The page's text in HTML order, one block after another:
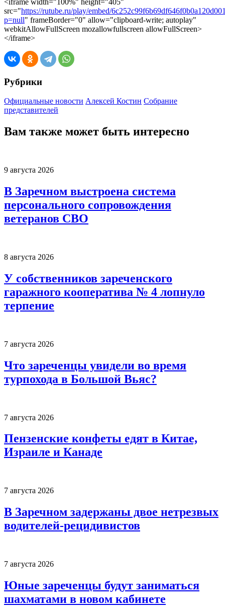
src="https://rutube.ru/play/embed/
p=null" frameBorder="0" allow="clipboard-write; autoplay"
webkitAllowFullScreen mozallowfullscreen allowFullScreen>
</iframe>
Рубрики
Официальные новости Алексей Костин Собрание
представителей
Вам также может быть интересно
9 августа 2026
В Заречном выстроена система
персонального сопровождения
ветеранов СВО
8 августа 2026
У собственников зареченского
гаражного кооператива № 4 лопнуло
терпение
7 августа 2026
Что зареченцы увидели во время
турпохода в Большой Вьяс?
7 августа 2026
Пензенские конфеты едят в Китае,
Израиле и Канаде
7 августа 2026
В Заречном задержаны двое нетрезвых
водителей-рецидивистов
7 августа 2026
Юные зареченцы будут заниматься
шахматами в новом кабинете